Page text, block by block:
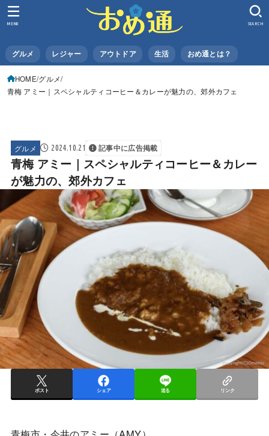
グルメ レジャー アウトドア 生活 おめ通とは？
SEARCH
MENU
HOME グルメ
青梅 アミー｜スペシャルティコーヒー＆カレーが魅力の、郊外カフェ
グルメ 2024.10.21 記事中に広告掲載
青梅 アミー｜スペシャルティコーヒー＆カレー
が魅力の、郊外カフェ
ポスト シェア 送る リンク